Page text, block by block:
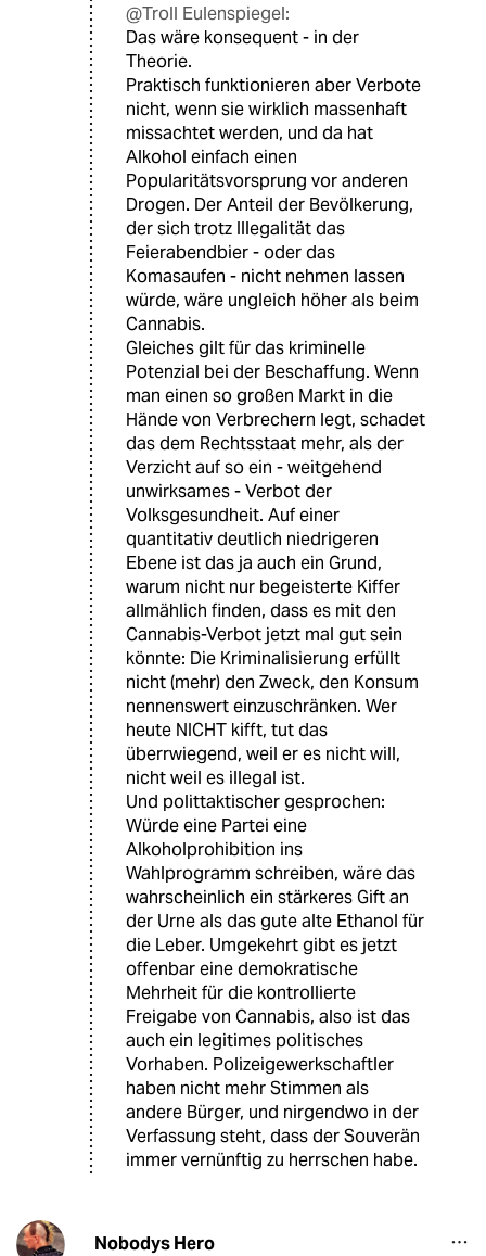
@Troll Eulenspiegel:
Das wäre konsequent - in der
Theorie.
Praktisch funktionieren aber Verbote
nicht, wenn sie wirklich massenhaft
missachtet werden, und da hat
Alkohol einfach einen
Popularitätsvorsprung vor anderen
Drogen. Der Anteil der Bevölkerung,
der sich trotz Illegalität das
Feierabendbier - oder das
Komasaufen - nicht nehmen lassen
würde, wäre ungleich höher als beim
Cannabis.
Gleiches gilt für das kriminelle
Potenzial bei der Beschaffung. Wenn
man einen so großen Markt in die
Hände von Verbrechern legt, schadet
das dem Rechtsstaat mehr, als der
Verzicht auf so ein - weitgehend
unwirksames - Verbot der
Volksgesundheit. Auf einer
quantitativ deutlich niedrigeren
Ebene ist das ja auch ein Grund,
warum nicht nur begeisterte Kiffer
allmählich finden, dass es mit den
Cannabis-Verbot jetzt mal gut sein
könnte: Die Kriminalisierung erfüllt
nicht (mehr) den Zweck, den Konsum
nennenswert einzuschränken. Wer
heute NICHT kifft, tut das
überrwiegend, weil er es nicht will,
nicht weil es illegal ist.
Und polittaktischer gesprochen:
Würde eine Partei eine
Alkoholprohibition ins
Wahlprogramm schreiben, wäre das
wahrscheinlich ein stärkeres Gift an
der Urne als das gute alte Ethanol für
die Leber. Umgekehrt gibt es jetzt
offenbar eine demokratische
Mehrheit für die kontrollierte
Freigabe von Cannabis, also ist das
auch ein legitimes politisches
Vorhaben. Polizeigewerkschaftler
haben nicht mehr Stimmen als
andere Bürger, und nirgendwo in der
Verfassung steht, dass der Souverän
immer vernünftig zu herrschen habe.
Nobodys Hero